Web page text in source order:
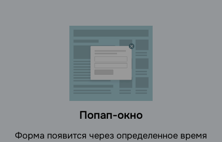
Попап-окно
Форма появится через определенное время